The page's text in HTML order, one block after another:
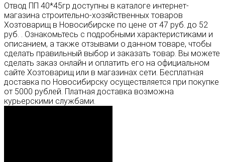
Отвод ПП 40*45гр доступны в каталоге интернет-
магазина строительно-хозяйственных товаров
Хозтоварищ в Новосибирске по цене от 47 руб. до 52
руб. . Ознакомьтесь с подробными характеристиками и
описанием, а также отзывами о данном товаре, чтобы
сделать правильный выбор и заказать товар. Вы можете
сделать заказ онлайн и оплатить его на официальном
сайте Хозтоварищ или в магазинах сети. Бесплатная
доставка по Новосибирску осуществляется при покупке
от 5000 рублей. Платная доставка возможна
курьерскими службами.